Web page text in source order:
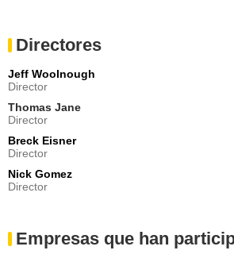
Chad L. Coleman
Fred Johnson
- Episodio :
Nazneen Contractor
Ashanti
- Episodio :
Katerina Taxia
Katlin
Ronn Sarosiak
Gary Brennan
Porter
Directores
Jeff Woolnough
Director
Thomas Jane
Director
Breck Eisner
Director
Nick Gomez
Director
Empresas que han